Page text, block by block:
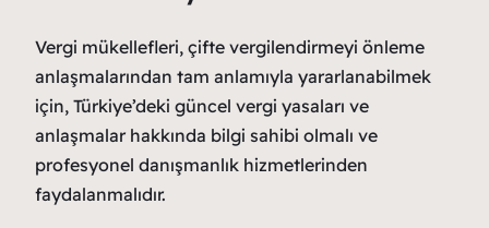
Vergi mükellefleri, çifte vergilendirmeyi önleme
anlaşmalarından tam anlamıyla yararlanabilmek
için, Türkiye’deki güncel vergi yasaları ve
anlaşmalar hakkında bilgi sahibi olmalı ve
profesyonel danışmanlık hizmetlerinden
faydalanmalıdır.